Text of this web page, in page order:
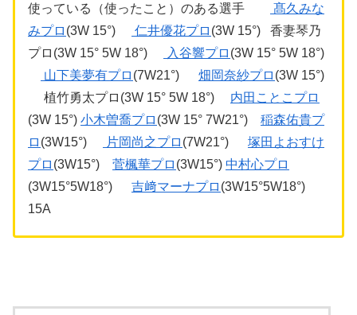
使っている（使ったこと）のある選手
髙久みな
みプロ (3W 15°) 仁井優花プロ (3W 15°) 香妻琴乃
プロ(3W 15° 5W 18°)
入谷響プロ (3W 15° 5W 18°)
山下美夢有プロ (7W21°) 畑岡奈紗プロ (3W 15°)
植竹勇太プロ(3W 15° 5W 18°) 内田ことこプロ
(3W 15°) 小木曽喬プロ (3W 15° 7W21°) 稲森佑貴プ
ロ (3W15°) 片岡尚之プロ (7W21°) 塚田よおすけ
プロ (3W15°) 菅楓華プロ (3W15°) 中村心プロ
(3W15°5W18°) 吉﨑マーナプロ (3W15°5W18°)
15A